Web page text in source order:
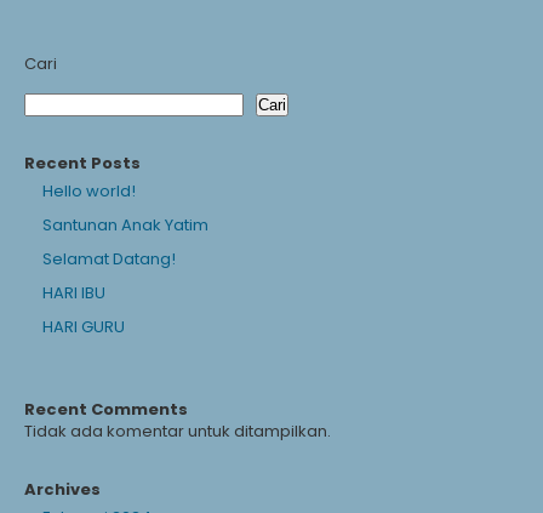
Cari
Cari
Recent Posts
Hello world!
Santunan Anak Yatim
Selamat Datang!
HARI IBU
HARI GURU
Recent Comments
Tidak ada komentar untuk ditampilkan.
Archives